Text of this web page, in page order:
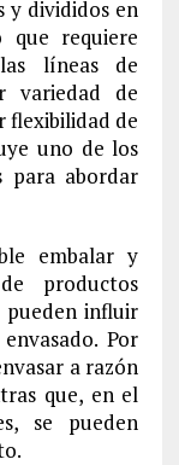
y divididos en
requiere
líneas de
variedad de
flexibilidad de
uno de los
para abordar
embalar y
productos
influir
Por
a razón
que, en el
se pueden